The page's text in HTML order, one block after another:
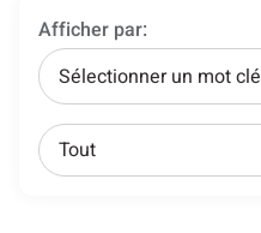
Afficher par:
Sélectionner un mot clé